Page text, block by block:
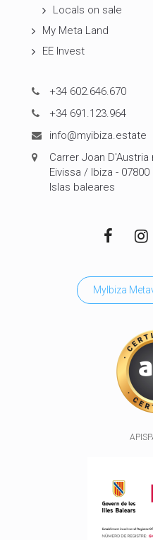
Locals on sale
My Meta Land
EE Invest
+34 602.646.670
+34 691.123.964
info@myibiza.estate
Carrer Joan D'Austria
Eivissa / Ibiza - 07800
Islas baleares
MyIbiza